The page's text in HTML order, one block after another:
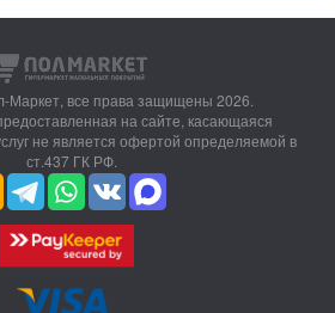
Маркет, все права защищены 2026.
на сайте, касающаяся
не является офертой определяемой в
ст.437 ГК РФ.